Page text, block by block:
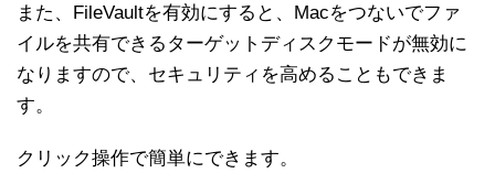
また、FileVaultを有効にすると、Macをつないでファ
イルを共有できるターゲットディスクモードが無効に
なりますので、セキュリティを高めることもできま
す。
クリック操作で簡単にできます。